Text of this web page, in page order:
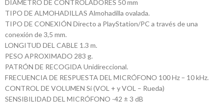
DIÁMETRO DE CONTROLADORES 50 mm
TIPO DE ALMOHADILLAS Almohadilla ovalada.
TIPO DE CONEXIÓN Directo a PlayStation/PC a través de una
conexión de 3,5 mm.
LONGITUD DEL CABLE 1.3 m.
PESO APROXIMADO 283 g.
PATRÓN DE RECOGIDA Unidireccional.
FRECUENCIA DE RESPUESTA DEL MICRÓFONO 100 Hz – 10 kHz.
CONTROL DE VOLUMEN Sí (VOL + y VOL – Rueda)
SENSIBILIDAD DEL MICRÓFONO -42 ± 3 dB